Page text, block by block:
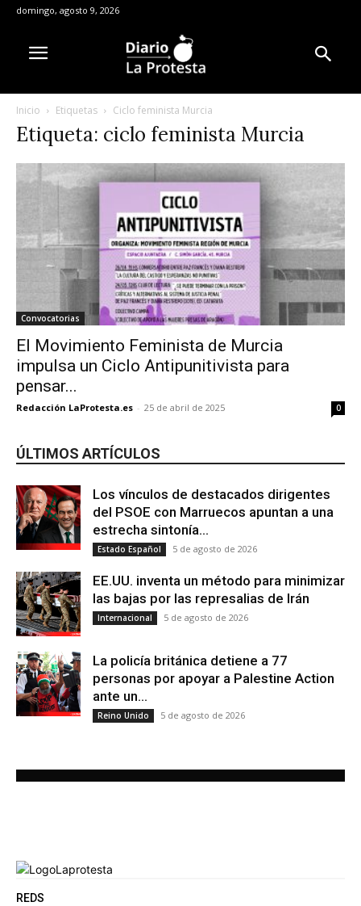
domingo, agosto 9, 2026
Inicio Etiquetas Ciclo feminista Murcia
Etiqueta: ciclo feminista Murcia
Convocatorias
El Movimiento Feminista de Murcia
impulsa un Ciclo Antipunitivista para
pensar...
Redacción LaProtesta.es - 25 de abril de 2025 0
ÚLTIMOS ARTÍCULOS
Los vínculos de destacados dirigentes
del PSOE con Marruecos apuntan a una
estrecha sintonía...
Estado Español 5 de agosto de 2026
EE.UU. inventa un método para minimizar
las bajas por las represalias de Irán
Internacional 5 de agosto de 2026
La policía británica detiene a 77
personas por apoyar a Palestine Action
ante un...
Reino Unido 5 de agosto de 2026
REDS